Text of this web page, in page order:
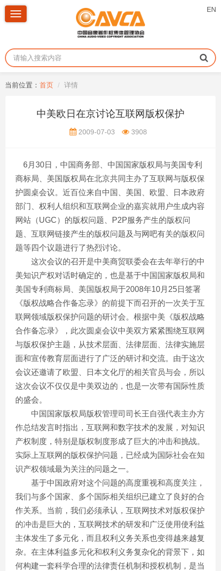
EN
Toggle
当前位置： 首页 详情
中美欧日在京讨论互联网版权保护
2009-07-03 3908
6月30日，中国商务部、中国国家版权局与美国专利
商标局、美国版权局在北京共同主办了互联网与版权保
护圆桌会议。近百位来自中国、美国、欧盟、日本政府
部门、权利人组织和互联网企业的嘉宾就用户生成内容
网站（UGC）的版权问题、P2P服务产生的版权问
题、互联网链接产生的版权问题及与网吧有关的版权问
题等四个议题进行了热烈讨论。
这次会议的召开是中美商贸联委会在去年举行的中
美知识产权对话时确定的，也是基于中国国家版权局和
美国专利商标局、美国版权局于2008年10月25日签署
《版权战略合作备忘录》的前提下而召开的一次关于互
联网领域版权保护问题的研讨会。根据中美《版权战略
合作备忘录》，此次圆桌会议中美双方紧紧围绕互联网
与版权保护主题，从技术层面、法律层面、法律实施层
面和宣传教育层面进行了广泛的研讨和交流。由于这次
会议还邀请了欧盟、日本文化厅的相关官员与会，所以
这次会议不仅仅是中美双边的，也是一次带有国际性质
的盛会。
中国国家版权局版权管理司司长王自强代表主办方
作总结发言时指出，互联网和数字技术的发展，对知识
产权制度，特别是版权制度形成了巨大的冲击和挑战。
实际上互联网的版权保护问题，已经成为国际社会在知
识产权领域最为关注的问题之一。
基于中国政府对这个问题的高度重视和高度关注，
我们与多个国家、多个国际相关组织已建立了良好的合
作关系。当前，我们必须承认，互联网技术对版权保护
的冲击是巨大的，互联网技术的研发和广泛使用使利益
主体发生了多元化，而且权利义务关系也变得越来越复
杂。在主体利益多元化和权利义务复杂化的背景下，如
何构建一套科学合理的法律责任机制和授权机制，是当